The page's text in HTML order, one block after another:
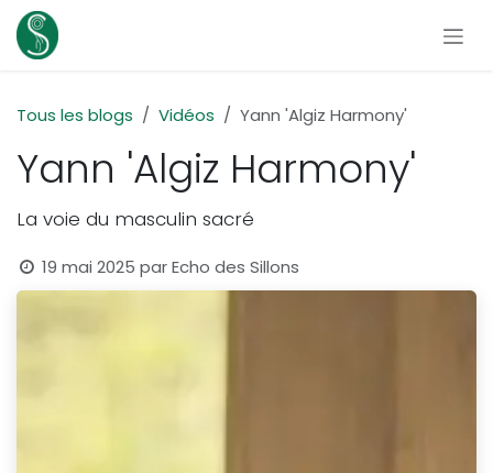
Se rendre au contenu
Tous les blogs Vidéos Yann 'Algiz Harmony'
Yann 'Algiz Harmony'
La voie du masculin sacré
19 mai 2025 parEcho des Sillons